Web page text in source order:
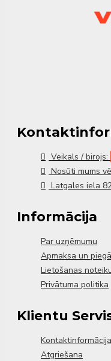
Veikals / birojs:
Nosūti mums
Latgales iela
Informācija
Par uzņēmumu
Apmaksa un
Lietošanas
Privātuma politika
Klientu
Kontaktinformācija
Atgriešana